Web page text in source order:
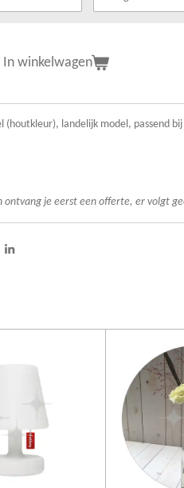
In winkelwagen
(houtkleur), landelijk model, passend bij
ontvang je eerst een offerte, er volgt
S